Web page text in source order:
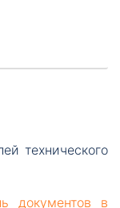
технического
документов в